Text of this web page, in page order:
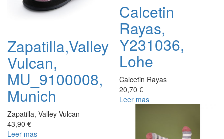
Zapatilla,Valley
Vulcan,
MU_9100008,
Munich
Zapatilla, Valley Vulcan
43,90 €
Leer mas
Calcetin
Rayas,
Y231036,
Lohe
Calcetin Rayas
20,70 €
Leer mas